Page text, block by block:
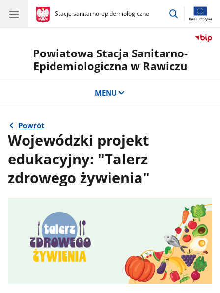
gov.pl
Stacje sanitarno-epidemiologiczne
gov.pl
Stacje
przejdź
Powiatowa Stacja Sanitarno-
Epidemiologiczna w Rawiczu
MENU
Powrót
Wojewódzki projekt
edukacyjny: "Talerz
zdrowego żywienia"